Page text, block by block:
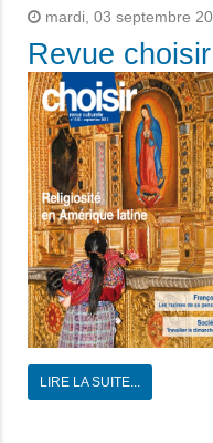
mardi, 03 septembre
Revue
LIRE LA SUITE...